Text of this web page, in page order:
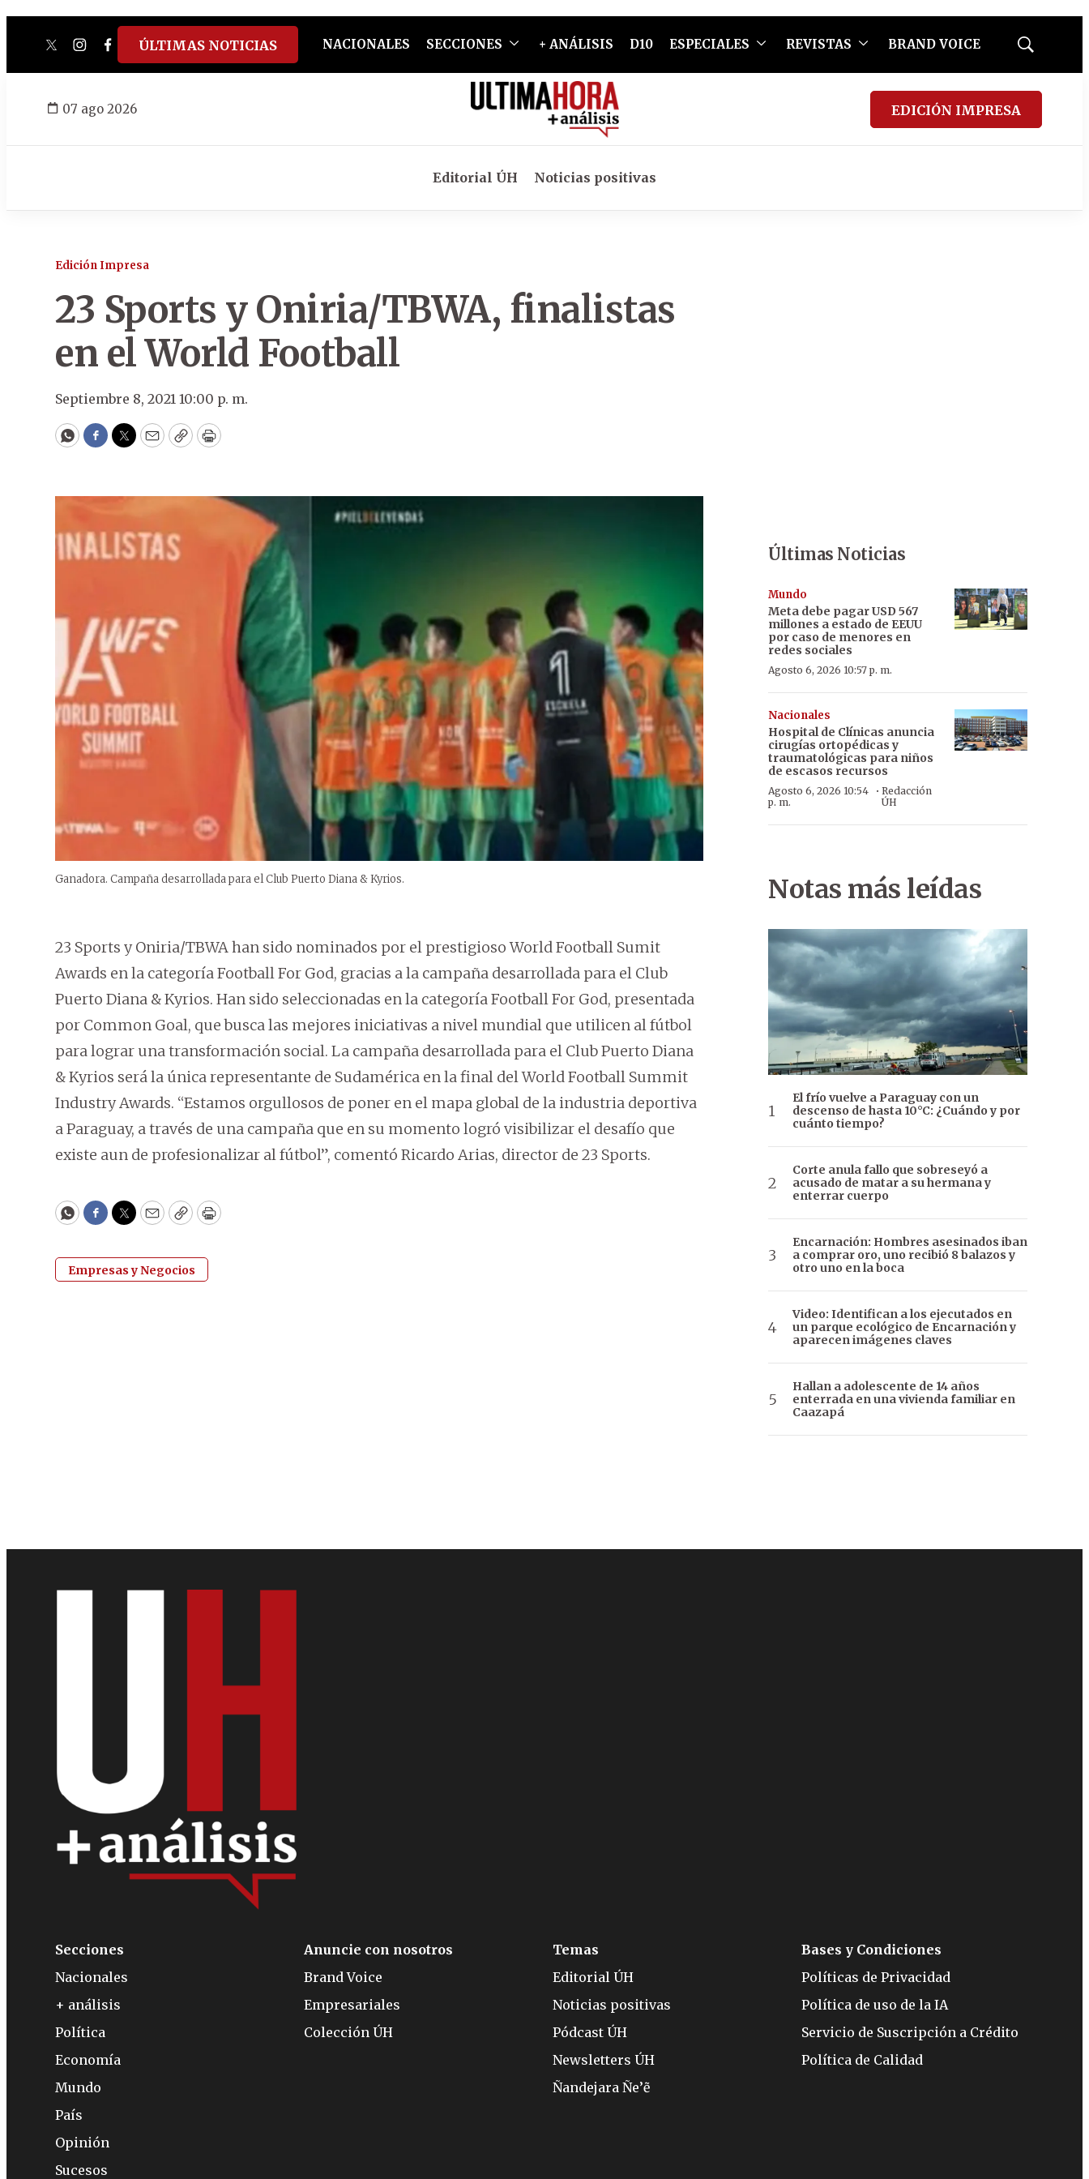
twitterinstagram
facebook
tiktokyoutube
spotify
ÚLTIMAS NOTICIAS NACIONALES SECCIONES + ANÁLISIS D10 ESPECIALES REVISTAS BRAND VOICE
Mostrar
07 ago 2026 EDICIÓN IMPRESA
Editorial ÚH Noticias positivas
Edición Impresa
23 Sports y Oniria/TBWA, finalistas
en el World Football
Septiembre 8, 2021 10:00 p. m.
WhatsApp
Facebook
Twitter
EmailCopyPrint
Ganadora. Campaña desarrollada para el Club Puerto Diana & Kyrios.
23 Sports y Oniria/TBWA han sido nominados por el prestigioso World Football Sumit
Awards en la categoría Football For God, gracias a la campaña desarrollada para el Club
Puerto Diana & Kyrios. Han sido seleccionadas en la categoría Football For God, presentada
por Common Goal, que busca las mejores iniciativas a nivel mundial que utilicen al fútbol
para lograr una transformación social. La campaña desarrollada para el Club Puerto Diana
& Kyrios será la única representante de Sudamérica en la final del World Football Summit
Industry Awards. “Estamos orgullosos de poner en el mapa global de la industria deportiva
a Paraguay, a través de una campaña que en su momento logró visibilizar el desafío que
existe aun de profesionalizar al fútbol”, comentó Ricardo Arias, director de 23 Sports.
WhatsApp
Facebook
Twitter
EmailCopyPrint
Empresas y Negocios
Últimas Noticias
Mundo
Meta debe pagar USD 567
millones a estado de EEUU
por caso de menores en
redes sociales
Agosto 6, 2026 10:57 p. m.
Nacionales
Hospital de Clínicas anuncia
cirugías ortopédicas y
traumatológicas para niños
de escasos recursos
Agosto 6, 2026 10:54
p. m.
· Redacción
ÚH
Notas más leídas
El frío vuelve a Paraguay con un
descenso de hasta 10°C: ¿Cuándo y por
cuánto tiempo?
Corte anula fallo que sobreseyó a
acusado de matar a su hermana y
enterrar cuerpo
Encarnación: Hombres asesinados iban
a comprar oro, uno recibió 8 balazos y
otro uno en la boca
Video: Identifican a los ejecutados en
un parque ecológico de Encarnación y
aparecen imágenes claves
Hallan a adolescente de 14 años
enterrada en una vivienda familiar en
Caazapá
Secciones
Nacionales
+ análisis
Política
Economía
Mundo
País
Opinión
Sucesos
Anuncie con nosotros
Brand Voice
Empresariales
Colección ÚH
Temas
Editorial ÚH
Noticias positivas
Pódcast ÚH
Newsletters ÚH
Ñandejara Ñe’ẽ
Bases y Condiciones
Políticas de Privacidad
Política de uso de la IA
Servicio de Suscripción a Crédito
Política de Calidad